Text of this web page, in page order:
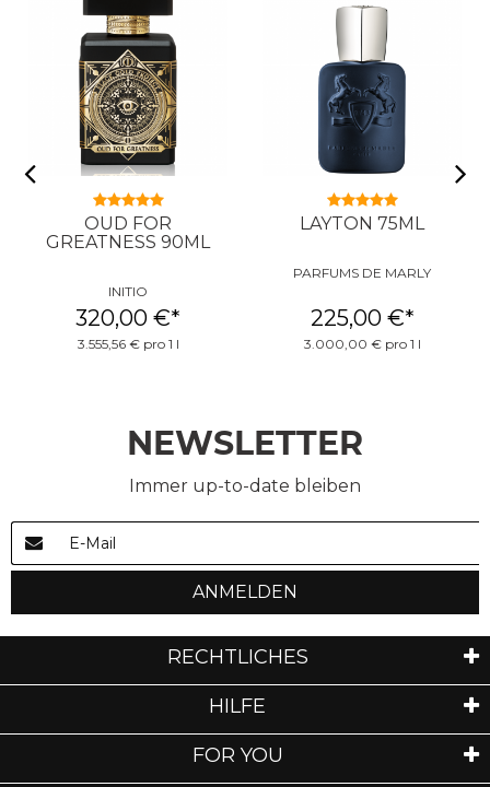
OUD FOR
GREATNESS 90ML
INITIO
320,00 €*
3.555,56 € pro 1 l
LAYTON 75ML
PARFUMS DE MARLY
225,00 €*
3.000,00 € pro 1 l
NEWSLETTER
Immer up-to-date bleiben
ANMELDEN
RECHTLICHES
HILFE
FOR YOU